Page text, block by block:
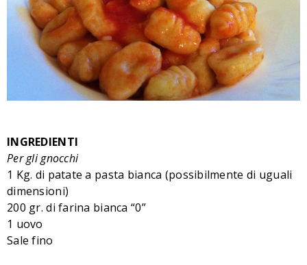
INGREDIENTI
Per gli gnocchi
1 Kg. di patate a pasta bianca (possibilmente di uguali
dimensioni)
200 gr. di farina bianca “0”
1 uovo
Sale fino